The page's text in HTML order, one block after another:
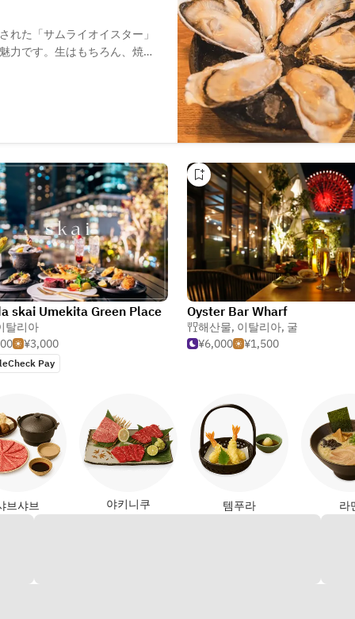
れた「サムライオイスター」
力です。生はもちろん、焼き
skai Umekita Green Place
탈리아
¥3,000
Pay
Oyster Bar Wharf
해산물, 이탈리아, 굴
¥6,000
¥1,500
브샤브 야키니쿠 템푸라 라